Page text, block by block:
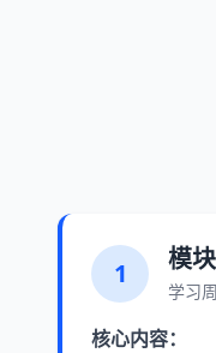
1 模
学习
核心内容：